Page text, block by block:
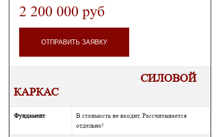
2 200 000 руб
ОТПРАВИТЬ ЗАЯВКУ
СИЛОВОЙ
КАРКАС
Фундамент
В стоимость не входит. Рассчитывается
отдельно!